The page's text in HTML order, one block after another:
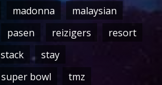
madonna
malaysian
pasen reizigers
resort
stack
stay
super bowl tmz